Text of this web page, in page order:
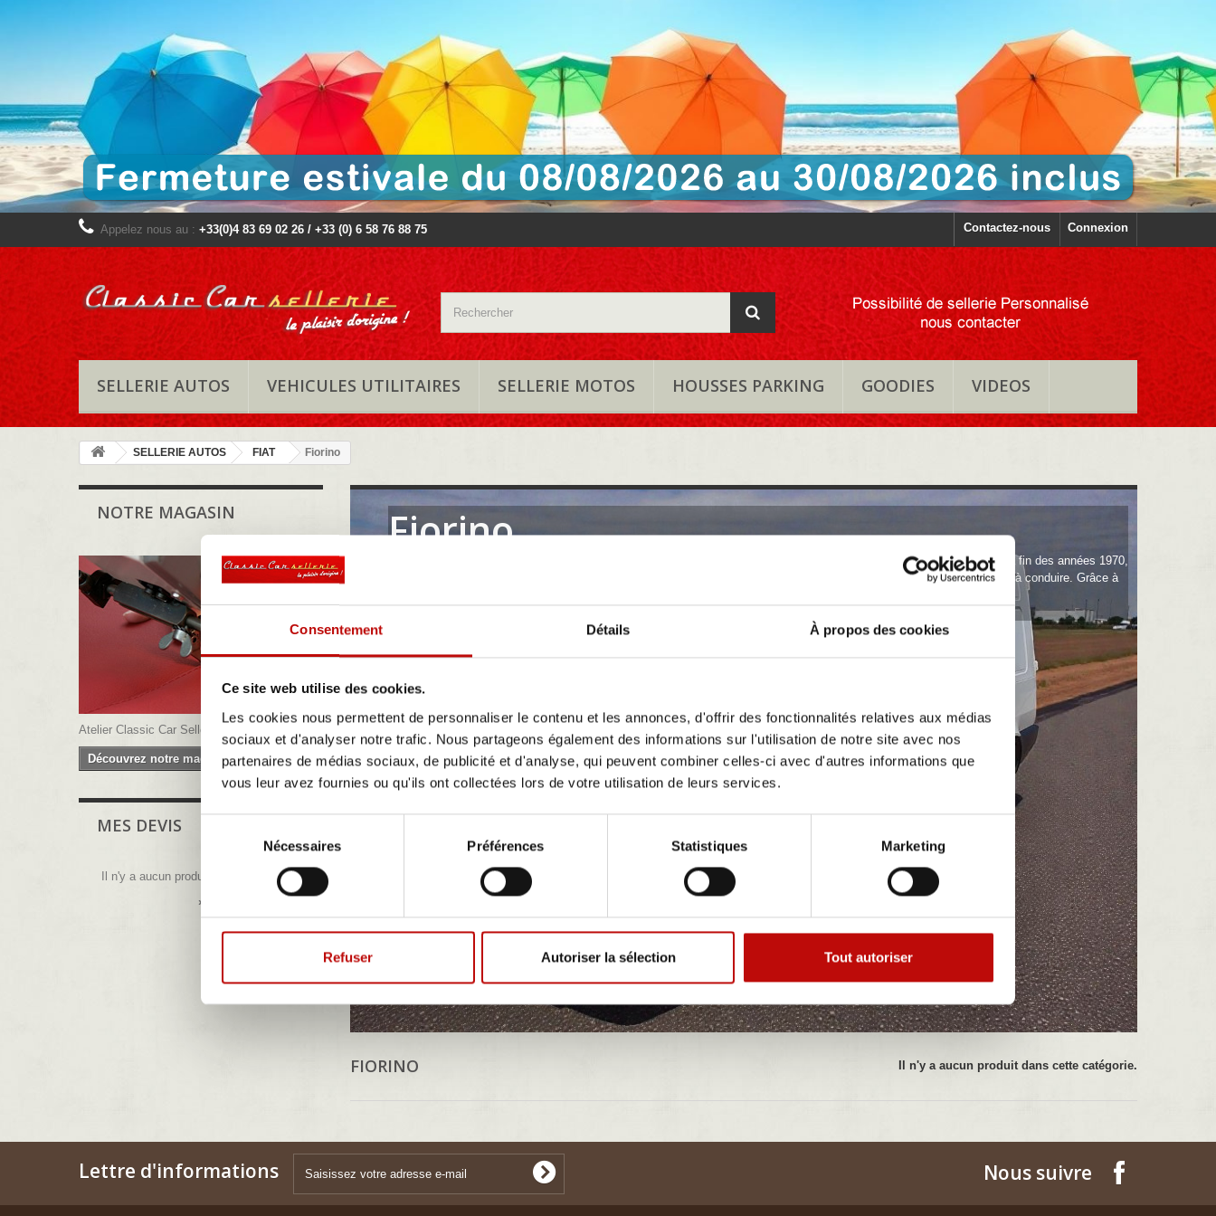
Consentement Détails À propos des cookies
Ce site web utilise des cookies.
Les cookies nous permettent de personnaliser le contenu et les annonces, d'offrir des fonctionnalités relatives aux médias
sociaux et d'analyser notre trafic. Nous partageons également des informations sur l'utilisation de notre site avec nos
partenaires de médias sociaux, de publicité et d'analyse, qui peuvent combiner celles-ci avec d'autres informations que
vous leur avez fournies ou qu'ils ont collectées lors de votre utilisation de leurs services.
consentement
Nécessaires Préférences Statistiques Marketing
Refuser Autoriser la sélection Tout autoriser
Connexion
Contactez-nous
Appelez nous au : +33(0)4 83 69 02 26 / +33 (0) 6 58 76 88 75
SELLERIE AUTOS VEHICULES UTILITAIRES SELLERIE MOTOS HOUSSES PARKING GOODIES VIDEOS
SELLERIE AUTOS FIAT Fiorino
NOTRE MAGASIN
Atelier Classic Car Sellerie
Découvrez notre magasin
MES DEVIS
Il n'y a aucun produit dans votre devis
» Voir tous mes devis.
Fiorino
La Fiat Fiorino est un petit utilitaire compact apprécié pour sa maniabilité et son efficacité en milieu urbain. Apparue à la fin des années 1970,
elle a été conçue pour répondre aux besoins des professionnels recherchant un véhicule pratique, économique et facile à conduire. Grâce à
FIORINO Il n'y a aucun produit dans cette catégorie.
Lettre d'informations Nous suivre